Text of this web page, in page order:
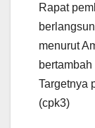
Rapat
menurut
Targetnya
(cpk3)